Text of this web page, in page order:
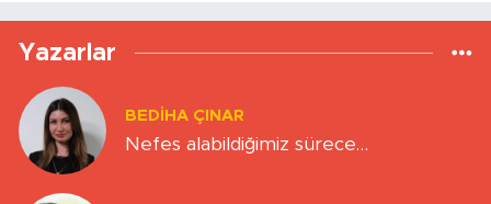
Yazarlar
BEDIHA ÇINAR
Nefes alabildiğimiz sürece…